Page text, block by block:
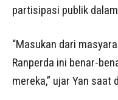
partisipasi publik
“Masukan dari
Ranperda ini benar-
mereka,” ujar Yan saat